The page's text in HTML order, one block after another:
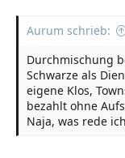
Aurum schrieb:
Durchmischung
Schwarze als
eigene Klos,
bezahlt ohne
Naja, was rede